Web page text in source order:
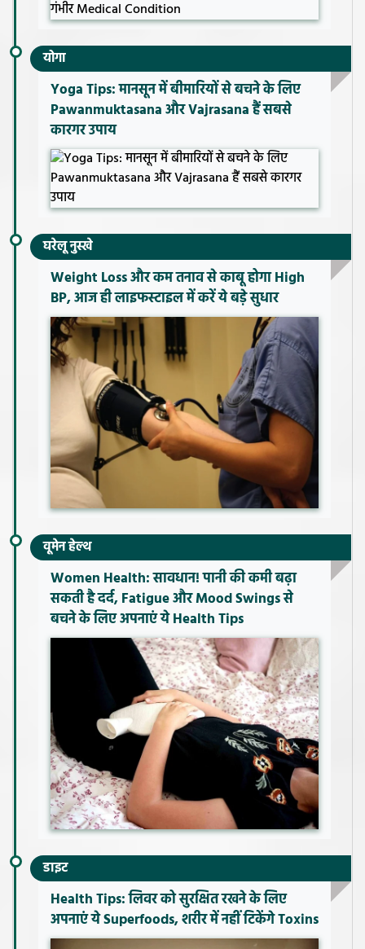
योगा
Yoga Tips: मानसून में बीमारियों से बचने के लिए
Pawanmuktasana और Vajrasana हैं सबसे
कारगर उपाय
घरेलू नुस्खे
Weight Loss और कम तनाव से काबू होगा High
BP, आज ही लाइफस्टाइल में करें ये बड़े सुधार
वूमेन हेल्थ
Women Health: सावधान! पानी की कमी बढ़ा
सकती है दर्द, Fatigue और Mood Swings से
बचने के लिए अपनाएं ये Health Tips
डाइट
Health Tips: लिवर को सुरक्षित रखने के लिए
अपनाएं ये Superfoods, शरीर में नहीं टिकेंगे Toxins